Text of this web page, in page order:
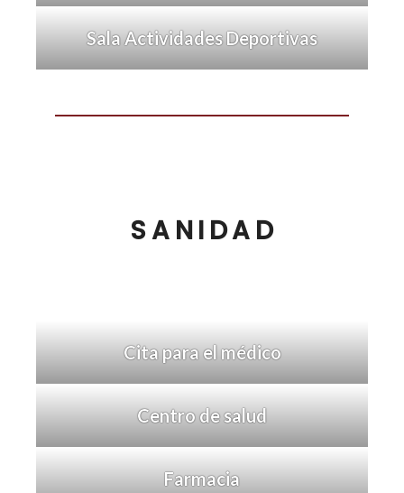
Sala Actividades Deportivas
SANIDAD
Cita para el médico
Centro de salud
Farmacia